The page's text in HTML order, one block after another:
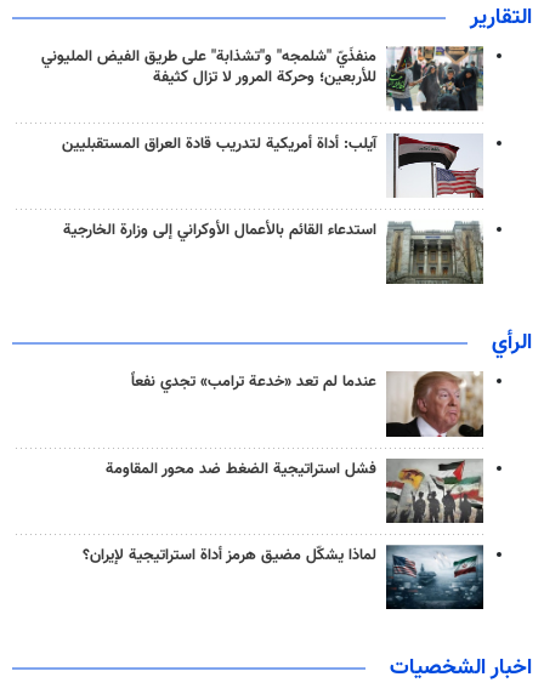
التقارير
منفذَيّ "شلمجه" و"تشذابة" على طريق الفيض المليوني
للأربعين؛ وحركة المرور لا تزال كثيفة
آيلب: أداة أمريكية لتدريب قادة العراق المستقبليين
استدعاء القائم بالأعمال الأوكراني إلى وزارة الخارجية
الرأي
عندما لم تعد «خدعة ترامب» تجدي نفعاً
فشل استراتيجية الضغط ضد محور المقاومة
لماذا يشكّل مضيق هرمز أداة استراتيجية لإيران؟
اخبار الشخصيات